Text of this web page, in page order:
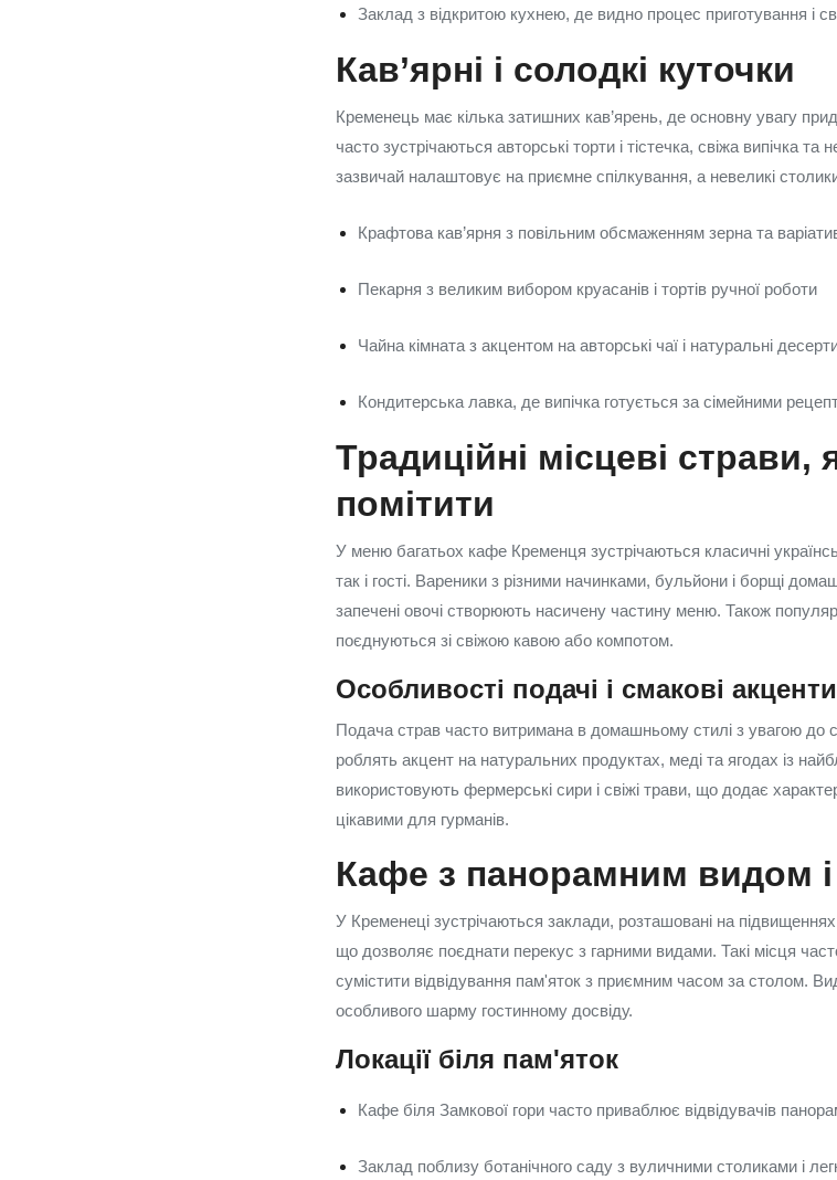
Заклад з відкритою кухнею, де видно процес приготування і
Кав’ярні і солодкі куточки
Кременець має кілька затишних кав’ярень, де основну увагу
часто зустрічаються авторські торти і тістечка, свіжа випічка та
зазвичай налаштовує на приємне спілкування, а невеликі
Крафтова кав’ярня з повільним обсмаженням зерна та
Пекарня з великим вибором круасанів і тортів ручної роботи
Чайна кімната з акцентом на авторські чаї і натуральні
Кондитерська лавка, де випічка готується за сімейними
Традиційні місцеві страви,
помітити
У меню багатьох кафе Кременця зустрічаються класичні
так і гості. Вареники з різними начинками, бульйони і борщі
запечені овочі створюють насичену частину меню. Також
поєднуються зі свіжою кавою або компотом.
Особливості подачі і смакові акценти
Подача страв часто витримана в домашньому стилі з увагою до
роблять акцент на натуральних продуктах, меді та ягодах із
використовують фермерські сири і свіжі трави, що додає
цікавими для гурманів.
Кафе з панорамним видом і
У Кременеці зустрічаються заклади, розташовані на
що дозволяє поєднати перекус з гарними видами. Такі місця
сумістити відвідування пам'яток з приємним часом за столом.
особливого шарму гостинному досвіду.
Локації біля пам'яток
Кафе біля Замкової гори часто приваблює відвідувачів
Заклад поблизу ботанічного саду з вуличними столиками і